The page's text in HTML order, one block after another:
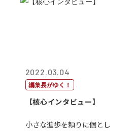
2022.03.04
編集長がゆく！
【核心インタビュー】
小さな進歩を頼りに個とし